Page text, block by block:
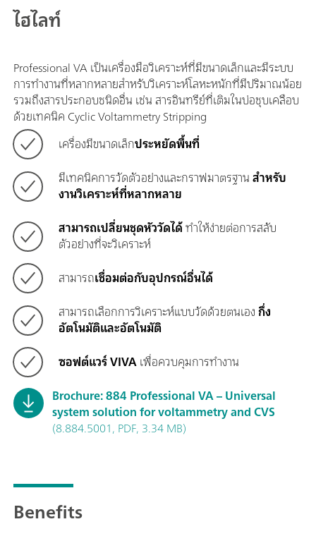
ไฮไลท์
Professional VA เป็นเครื่องมือวิเคราะห์ที่มีขนาดเล็กและมีระบบ
การทำงานที่หลากหลายสำหรับวิเคราะห์โลหะหนักที่มีปริมาณน้อย
รวมถึงสารประกอบชนิดอื่น เช่น สารอินทรีย์ที่เติมในบ่อชุบเคลือบ
ด้วยเทคนิค Cyclic Voltammetry Stripping
เครื่องมีขนาดเล็กประหยัดพื้นที่
มีเทคนิคการวัดตัวอย่างและกราฟมาตรฐานสำหรับ
งานวิเคราะห์ที่หลากหลาย
สามารถเปลี่ยนชุดหัววัดได้ทำให้ง่ายต่อการสลับ
ตัวอย่างที่จะวิเคราะห์
สามารถเชื่อมต่อกับอุปกรณ์อื่นได้
สามารถเลือกการวิเคราะห์แบบวัดด้วยตนเองกึ่ง
อัตโนมัติและอัตโนมัติ
ซอฟต์แวร์ VIVAเพื่อควบคุมการทำงาน
Brochure: 884 Professional VA – Universal
system solution for voltammetry and CVS
(8.884.5001, PDF, 3.34 MB)
Benefits